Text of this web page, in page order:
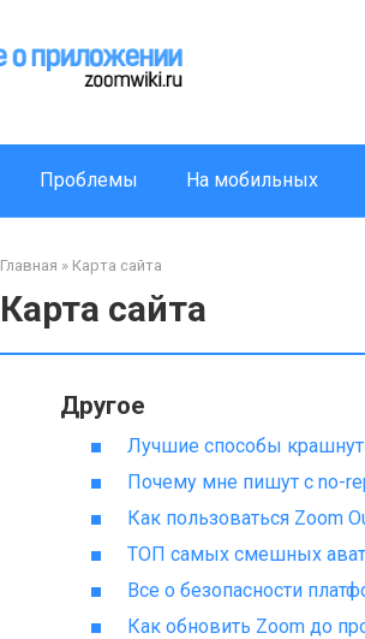
Проблемы На мобильных
Главная » Карта сайта
Карта сайта
Другое
Лучшие способы
Почему мне пишут с no-
Как пользоваться Zoom
ТОП самых смешных
Все о безопасности
Как обновить Zoom до